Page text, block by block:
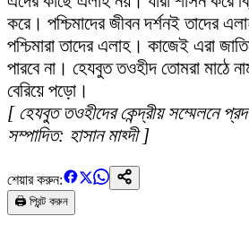
করে। পশ্চিমাদের জীবন দর্শনই তাদের
পশ্চিমারা তাদের এলাহ। কাজেই এরা
পারবে না। হেযবুত তওহীদ তোমরা মাঠে
বেরিয়ে পড়ো।
[ হেযবুত তওহীদের কেন্দ্রীয় সম্মেলনে
সম্পাদিত: হাসান মাহ্দী ]
শেয়ার করুন:
🖨️ প্রিন্ট করুন